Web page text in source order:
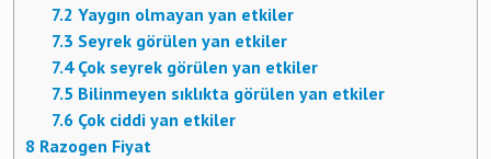
7.2 Yaygın olmayan yan etkiler
7.3 Seyrek görülen yan etkiler
7.4Çok seyrek görülen yan etkiler
7.5 Bilinmeyen sıklıkta görülen yan etkiler
7.6 Çok ciddi yan etkiler
8 Razogen Fiyat